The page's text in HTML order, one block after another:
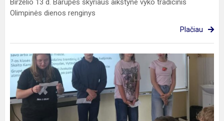
Birželio 13 d. Barupės skyriaus aikštyne vyko tradicinis
Olimpinės dienos renginys
Plačiau
„Atminties
neištremsi“